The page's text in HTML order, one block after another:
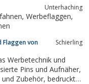
Unterhaching
Flaggen von
Schierling
Pins und Aufnäher,